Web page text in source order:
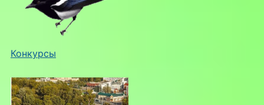
Конкурсы